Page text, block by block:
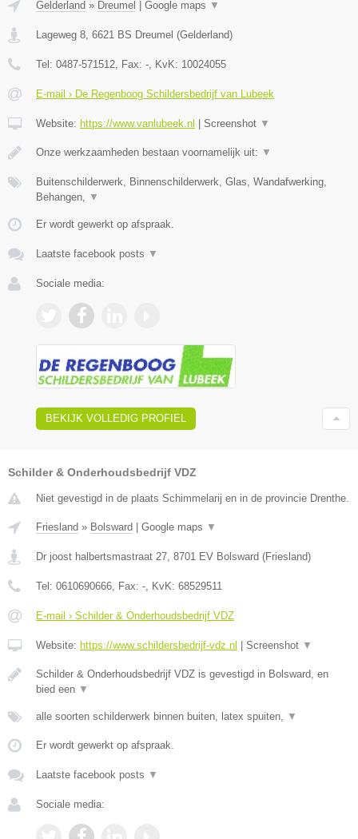
Gelderland » Dreumel Google maps ▼
Lageweg 8 6621 BS Dreumel (Gelderland)
Tel: 0487-571512 , Fax: - , KvK: 10024055
E-mail › De Regenboog Schildersbedrijf van Lubeek
Website: https://www.vanlubeek.nl Screenshot ▼
Onze werkzaamheden bestaan voornamelijk uit: ▼
Buitenschilderwerk, Binnenschilderwerk, Glas, Wandafwerking,
Behangen,
▼
Er wordt gewerkt op afspraak.
Laatste facebook posts ▼
Sociale media:
BEKIJK VOLLEDIG PROFIEL
Schilder & Onderhoudsbedrijf VDZ
Niet gevestigd in de plaats Schimmelarij en in de provincie Drenthe.
Friesland » Bolsward Google maps ▼
Dr joost halbertsmastraat 27, 8701 EV Bolsward (Friesland)
Tel: 0610690666, Fax: -, KvK: 68529511
E-mail › Schilder & Onderhoudsbedrijf VDZ
Website: https://www.schildersbedrijf-vdz.nl Screenshot ▼
Schilder & Onderhoudsbedrijf VDZ is gevestigd in Bolsward, en
bied een ▼
alle soorten schilderwerk binnen buiten, latex spuiten, ▼
Er wordt gewerkt op afspraak.
Laatste facebook posts ▼
Sociale media: